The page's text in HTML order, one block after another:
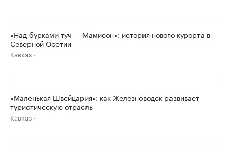
«Над бурками туч — Мамисон»: история нового курорта в
Северной Осетии
Кавказ
«Маленькая Швейцария»: как Железноводск развивает
туристическую отрасль
Кавказ